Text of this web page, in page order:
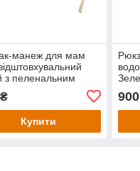
манеж для мам
з пеленальним
Купити
900